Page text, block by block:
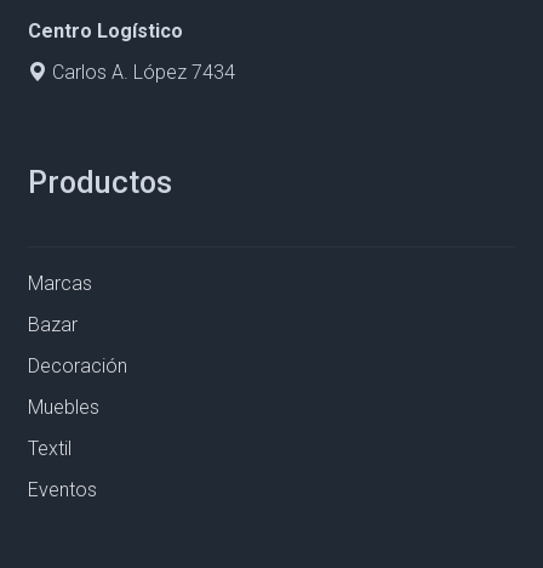
Centro Logístico
Carlos A. López 7434
Productos
Marcas
Bazar
Decoración
Muebles
Textil
Eventos